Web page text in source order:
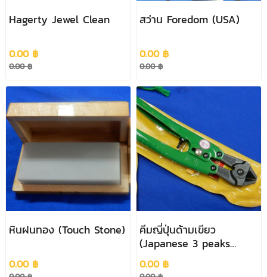
Hagerty Jewel Clean
0.00 ฿
0.00 ฿
สว่าน Foredom (USA)
0.00 ฿
0.00 ฿
หินฝนทอง (Touch Stone)
0.00 ฿
คีมญี่ปุ่นด้ามเขียว
(Japanese 3 peaks
Piler)
0.00 ฿